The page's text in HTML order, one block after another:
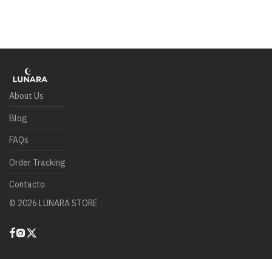
About Us
Blog
FAQs
Order Tracking
Contacto
© 2026 LUNARA STORE